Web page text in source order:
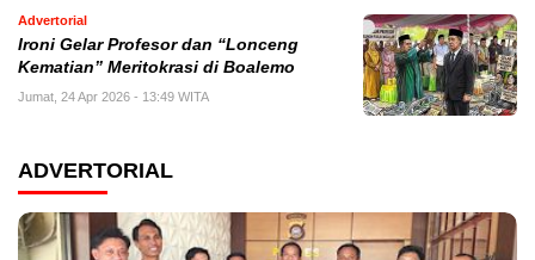
Advertorial
Ironi Gelar Profesor dan “Lonceng
Kematian” Meritokrasi di Boalemo
Jumat, 24 Apr 2026 - 13:49 WITA
ADVERTORIAL